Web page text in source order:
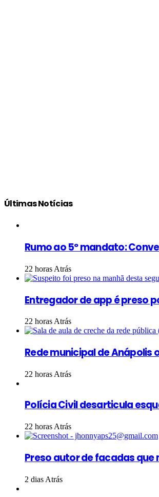
Últimas Notícias
Rumo ao 5º mandato:
22 horas Atrás
Entregador de app é preso
22 horas Atrás
Rede municipal de
22 horas Atrás
Polícia Civil desarticula
22 horas Atrás
Preso autor de facadas
2 dias Atrás